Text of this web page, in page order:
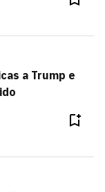
a Trump e